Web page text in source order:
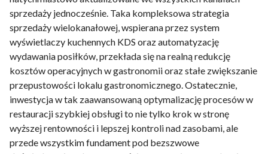
sprzedaży jednocześnie. Taka kompleksowa strategia
sprzedaży wielokanałowej, wspierana przez system
wyświetlaczy kuchennych KDS oraz automatyzację
wydawania posiłków, przekłada się na realną redukcję
kosztów operacyjnych w gastronomii oraz stałe zwiększanie
przepustowości lokalu gastronomicznego. Ostatecznie,
inwestycja w tak zaawansowaną optymalizację procesów w
restauracji szybkiej obsługi to nie tylko krok w stronę
wyższej rentowności i lepszej kontroli nad zasobami, ale
przede wszystkim fundament pod bezszwowe